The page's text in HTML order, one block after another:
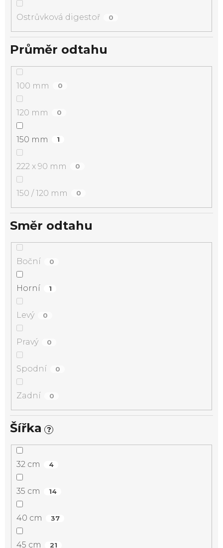
Ostrůvková digestoř 0
Průměr odtahu
100 mm 0
120 mm 0
150 mm 1
222 x 90 mm 0
150 / 120 mm 0
Směr odtahu
Boční 0
Horní 1
Levý 0
Pravý 0
Spodní 0
Zadní 0
Šířka ?
32 cm 4
35 cm 14
40 cm 37
45 cm 21